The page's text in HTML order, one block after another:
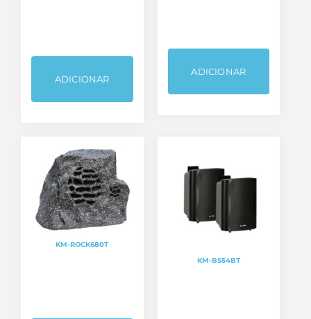
ADICIONAR
ADICIONAR
KM-ROCK680T
KM-BS54BT